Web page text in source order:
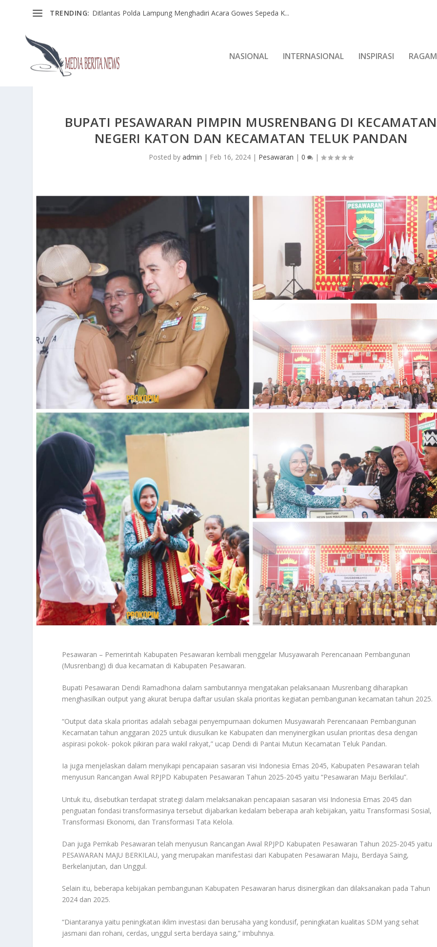
TRENDING: Ditlantas Polda Lampung Menghadiri Acara Gowes Sepeda K...
NASIONAL INTERNASIONAL INSPIRASI RAGAM
BUPATI PESAWARAN PIMPIN MUSRENBANG DI KECAMATAN
NEGERI KATON DAN KECAMATAN TELUK PANDAN
Posted byadmin | Feb 16, 2024 | Pesawaran |0 |
Pesawaran – Pemerintah Kabupaten Pesawaran kembali menggelar Musyawarah Perencanaan Pembangunan
(Musrenbang) di dua kecamatan di Kabupaten Pesawaran.
Bupati Pesawaran Dendi Ramadhona dalam sambutannya mengatakan pelaksanaan Musrenbang diharapkan
menghasilkan output yang akurat berupa daftar usulan skala prioritas kegiatan pembangunan kecamatan tahun 2025.
“Output data skala prioritas adalah sebagai penyempurnaan dokumen Musyawarah Perencanaan Pembangunan
Kecamatan tahun anggaran 2025 untuk diusulkan ke Kabupaten dan menyinergikan usulan prioritas desa dengan
aspirasi pokok- pokok pikiran para wakil rakyat,” ucap Dendi di Pantai Mutun Kecamatan Teluk Pandan.
Ia juga menjelaskan dalam menyikapi pencapaian sasaran visi Indonesia Emas 2045, Kabupaten Pesawaran telah
menyusun Rancangan Awal RPJPD Kabupaten Pesawaran Tahun 2025-2045 yaitu “Pesawaran Maju Berkilau”.
Untuk itu, disebutkan terdapat strategi dalam melaksanakan pencapaian sasaran visi Indonesia Emas 2045 dan
penguatan fondasi transformasinya tersebut dijabarkan kedalam beberapa arah kebijakan, yaitu Transformasi Sosial,
Transformasi Ekonomi, dan Transformasi Tata Kelola.
Dan juga Pemkab Pesawaran telah menyusun Rancangan Awal RPJPD Kabupaten Pesawaran Tahun 2025-2045 yaitu
PESAWARAN MAJU BERKILAU, yang merupakan manifestasi dari Kabupaten Pesawaran Maju, Berdaya Saing,
Berkelanjutan, dan Unggul.
Selain itu, beberapa kebijakan pembangunan Kabupaten Pesawaran harus disinergikan dan dilaksanakan pada Tahun
2024 dan 2025.
“Diantaranya yaitu peningkatan iklim investasi dan berusaha yang kondusif, peningkatan kualitas SDM yang sehat
jasmani dan rohani, cerdas, unggul serta berdaya saing,” imbuhnya.